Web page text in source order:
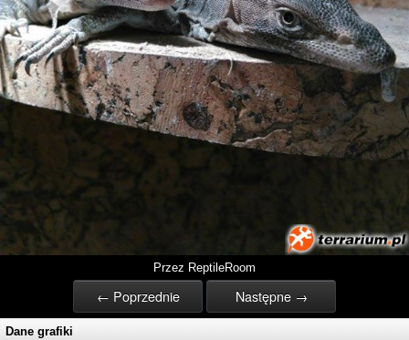
Przez ReptileRoom
← Poprzednie Następne →
Dane grafiki